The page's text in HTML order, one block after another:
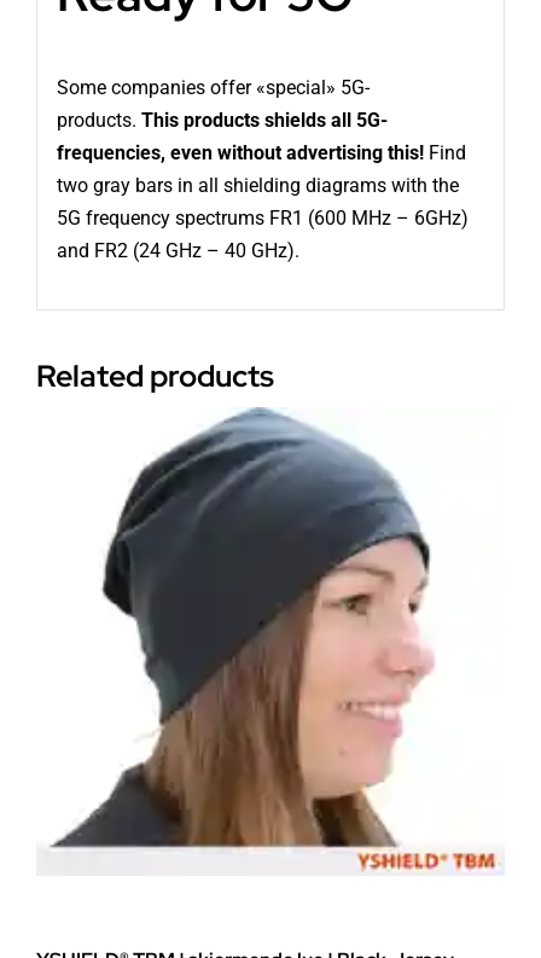
Some companies offer «special» 5G-
products. This products shields all 5G-
frequencies, even without advertising this!Find
two gray bars in all shielding diagrams with the
5G frequency spectrums FR1 (600 MHz – 6GHz)
and FR2 (24 GHz – 40 GHz).
Related products